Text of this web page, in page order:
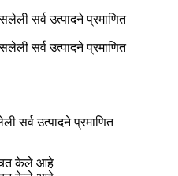
सर्व उत्पादने प्रमाणित